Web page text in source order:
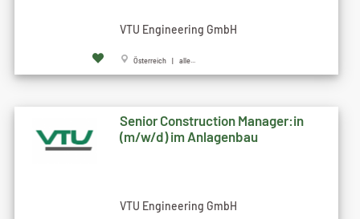
VTU Engineering GmbH
Österreich | alle...
Senior Construction Manager:in
(m/w/d) im Anlagenbau
VTU Engineering GmbH